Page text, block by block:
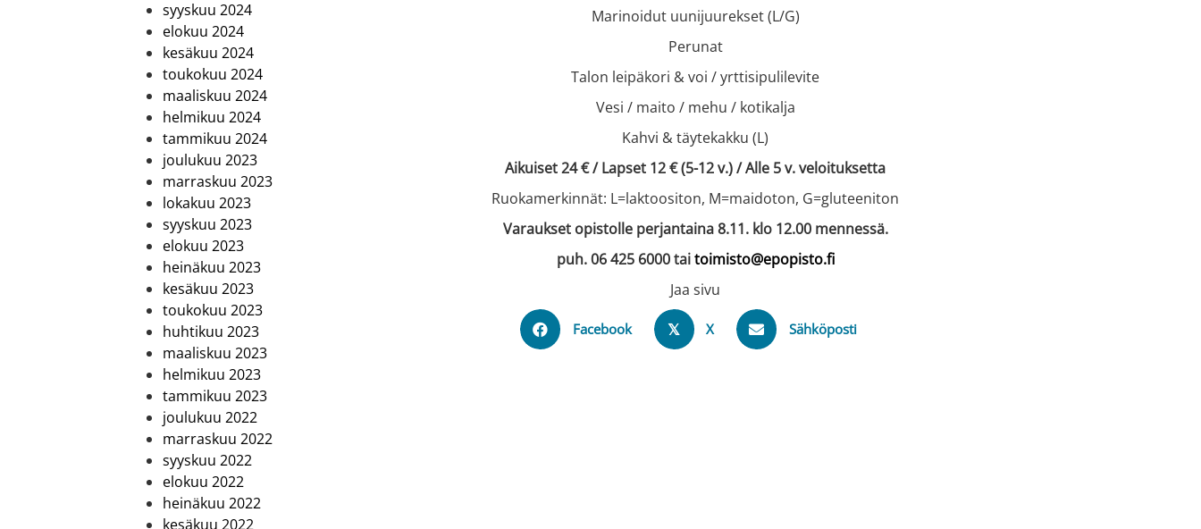
syyskuu 2024
elokuu 2024
kesäkuu 2024
toukokuu 2024
maaliskuu 2024
helmikuu 2024
tammikuu 2024
joulukuu 2023
marraskuu 2023
lokakuu 2023
syyskuu 2023
elokuu 2023
heinäkuu 2023
kesäkuu 2023
toukokuu 2023
huhtikuu 2023
maaliskuu 2023
helmikuu 2023
tammikuu 2023
joulukuu 2022
marraskuu 2022
syyskuu 2022
elokuu 2022
heinäkuu 2022
kesäkuu 2022
Marinoidut uunijuurekset (L/G)
Perunat
Talon leipäkori & voi / yrttisipulilevite
Vesi / maito / mehu / kotikalja
Kahvi & täytekakku (L)
Aikuiset 24 € / Lapset 12 € (5-12 v.) / Alle 5 v. veloituksetta
Ruokamerkinnät: L=laktoositon, M=maidoton, G=gluteeniton
Varaukset opistolle perjantaina 8.11. klo 12.00 mennessä.
puh. 06 425 6000 taitoimisto@epopisto.fi
Jaa sivu
Facebook 𝕏 X Sähköposti